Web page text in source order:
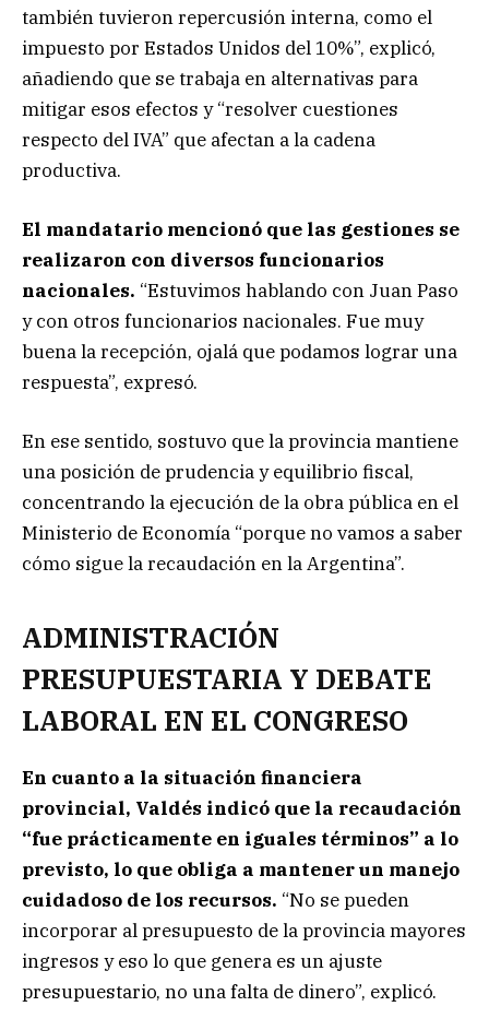
también tuvieron repercusión interna, como el
impuesto por Estados Unidos del 10%”, explicó,
añadiendo que se trabaja en alternativas para
mitigar esos efectos y “resolver cuestiones
respecto del IVA” que afectan a la cadena
productiva.
El mandatario mencionó que las gestiones se
realizaron con diversos funcionarios
nacionales. “Estuvimos hablando con Juan Paso
y con otros funcionarios nacionales. Fue muy
buena la recepción, ojalá que podamos lograr una
respuesta”, expresó.
En ese sentido, sostuvo que la provincia mantiene
una posición de prudencia y equilibrio fiscal,
concentrando la ejecución de la obra pública en el
Ministerio de Economía “porque no vamos a saber
cómo sigue la recaudación en la Argentina”.
ADMINISTRACIÓN
PRESUPUESTARIA Y DEBATE
LABORAL EN EL CONGRESO
En cuanto a la situación financiera
provincial, Valdés indicó que la recaudación
“fue prácticamente en iguales términos” a lo
previsto, lo que obliga a mantener un manejo
cuidadoso de los recursos. “No se pueden
incorporar al presupuesto de la provincia mayores
ingresos y eso lo que genera es un ajuste
presupuestario, no una falta de dinero”, explicó.